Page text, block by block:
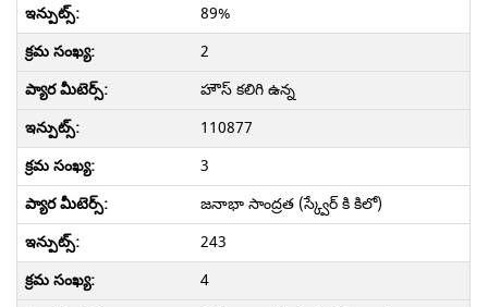
89%
2
హౌస్ కలిగి ఉన్న
110877
3
జనాభా సాంద్రత (స్క్వేర్ కి కిలో)
243
4